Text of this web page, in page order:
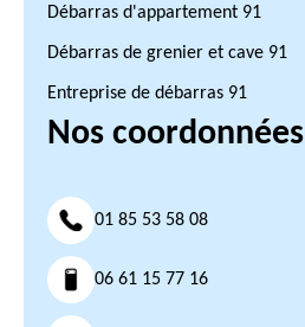
Débarras d'appartement 91
Débarras de grenier et cave 91
Entreprise de débarras 91
Nos coordonnées
01 85 53 58 08
06 61 15 77 16